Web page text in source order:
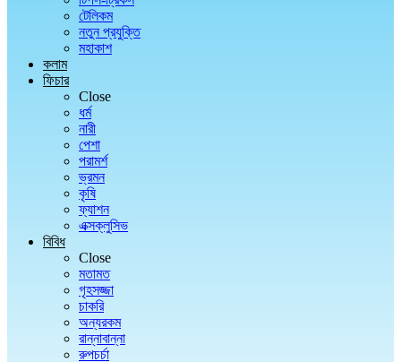
টেলিকম
নতুন প্রযুক্তি
মহাকাশ
কলাম
ফিচার
Close
ধর্ম
নারী
পেশা
পরামর্শ
ভ্রমন
কৃষি
ফ্যাশন
এক্সক্লুসিভ
বিবিধ
Close
মতামত
গৃহসজ্জা
চাকরি
অন্যরকম
রান্নাবান্না
রুপচর্চা